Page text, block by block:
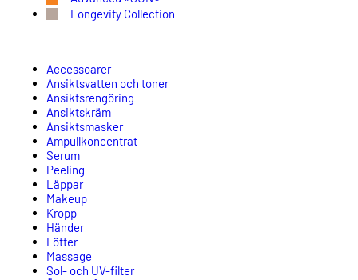
Longevity Collection
Accessoarer
Ansiktsvatten och toner
Ansiktsrengöring
Ansiktskräm
Ansiktsmasker
Ampullkoncentrat
Serum
Peeling
Läppar
Makeup
Kropp
Händer
Fötter
Massage
Sol- och UV-filter